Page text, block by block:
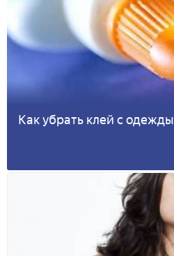
Как убрать клей с одежды